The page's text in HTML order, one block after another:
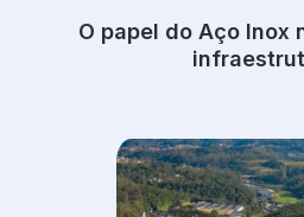
O papel do Aço Inox